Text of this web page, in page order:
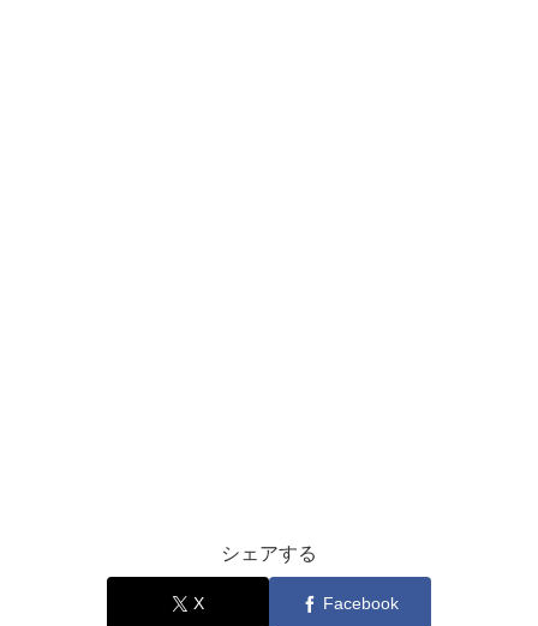
シェアする
X Facebook